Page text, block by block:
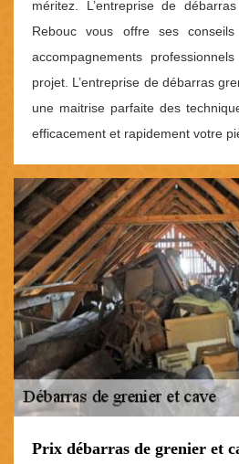
méritez. L’entreprise de
Rebouc vous offre ses
accompagnements
projet. L’entreprise de débarras
une maitrise parfaite des
efficacement et rapidement votre
Prix débarras de grenier et